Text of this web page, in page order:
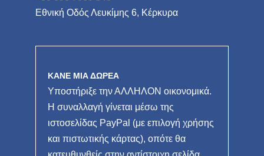
Εθνική Οδός Λευκίμης 6, Κέρκυρα
ΚΑΝΕ ΜΙΑ ΔΩΡΕΑ
Υποστήριξε την ΑΛΛΗΛΟΝ οικονομικά.
Η συναλλαγή γίνεται μέσω της
ιστοσελίδας PayPal (με επιλογή χρήσης
και πιστωτικής κάρτας), οπότε θα